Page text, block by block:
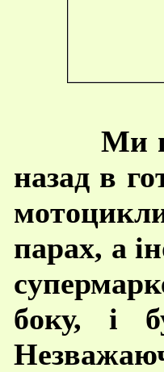
Ми
назад в
парах, а
боку, і